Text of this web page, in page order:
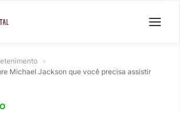
»
Michael Jackson que você precisa assistir